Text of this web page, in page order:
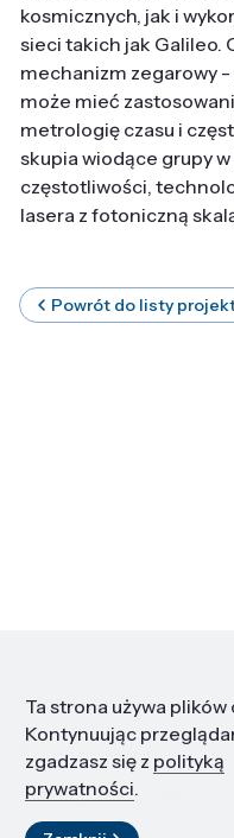
kosmicznych, jak i
sieci takich jak Galileo.
mechanizm zegarowy -
może mieć
metrologię czasu i
skupia wiodące grupy
częstotliwości,
lasera z fotoniczną
Powrót do listy
Informacje
Edukacja i kariera
Zasoby i materiały
Ta strona używa plików
Kontynuując
zgadzasz się z polityką
prywatności.